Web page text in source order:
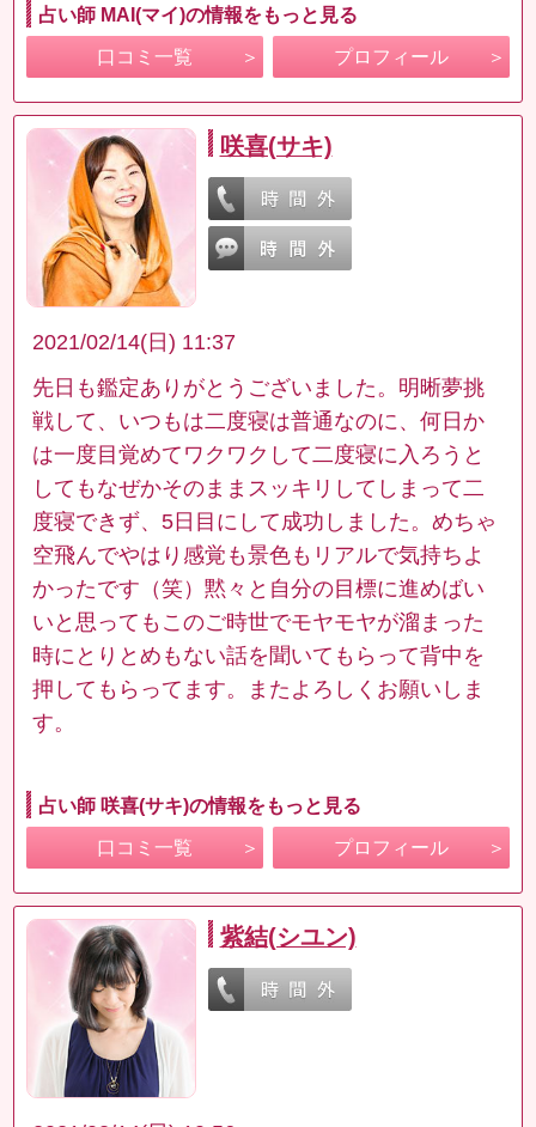
占い師 MAI(マイ)の情報をもっと見る
口コミ一覧 プロフィール
咲喜(サキ)
2021/02/14(日) 11:37
先日も鑑定ありがとうございました。明晰夢挑
戦して、いつもは二度寝は普通なのに、何日か
は一度目覚めてワクワクして二度寝に入ろうと
してもなぜかそのままスッキリしてしまって二
度寝できず、5日目にして成功しました。めちゃ
空飛んでやはり感覚も景色もリアルで気持ちよ
かったです（笑）黙々と自分の目標に進めばい
いと思ってもこのご時世でモヤモヤが溜まった
時にとりとめもない話を聞いてもらって背中を
押してもらってます。またよろしくお願いしま
す。
占い師 咲喜(サキ)の情報をもっと見る
口コミ一覧 プロフィール
紫結(シユン)